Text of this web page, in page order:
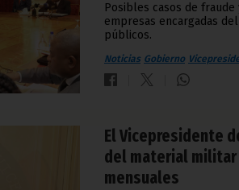
Posibles casos de
empresas encargadas
públicos.
Noticias Gobierno
El Vicepresidente
del material
mensuales